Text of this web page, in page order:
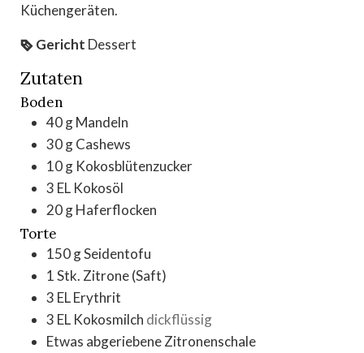
Küchengeräten.
Gericht Dessert
Zutaten
Boden
40gMandeln
30gCashews
10g Kokosblütenzucker
3 EL Kokosöl
20gHaferflocken
Torte
150gSeidentofu
1Stk. Zitrone (Saft)
3 ELErythrit
3 EL Kokosmilch dickflüssig
Etwas abgeriebene Zitronenschale